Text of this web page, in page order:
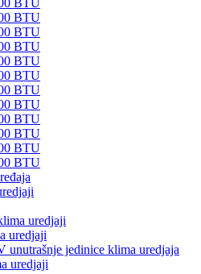
BTU
BTU
BTU
BTU
BTU
BTU
BTU
BTU
BTU
BTU
BTU
BTU
uredjaji
uredjaji
unutrašnje jedinice klima uredjaja
uredjaji